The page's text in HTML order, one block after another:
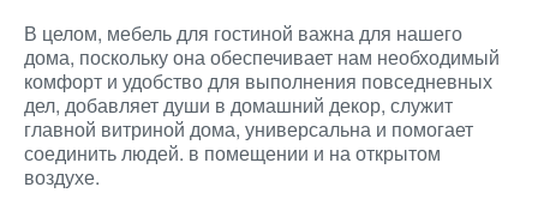
В целом, мебель для гостиной важна для нашего
дома, поскольку она обеспечивает нам необходимый
комфорт и удобство для выполнения повседневных
дел, добавляет души в домашний декор, служит
главной витриной дома, универсальна и помогает
соединить людей. в помещении и на открытом
воздухе.